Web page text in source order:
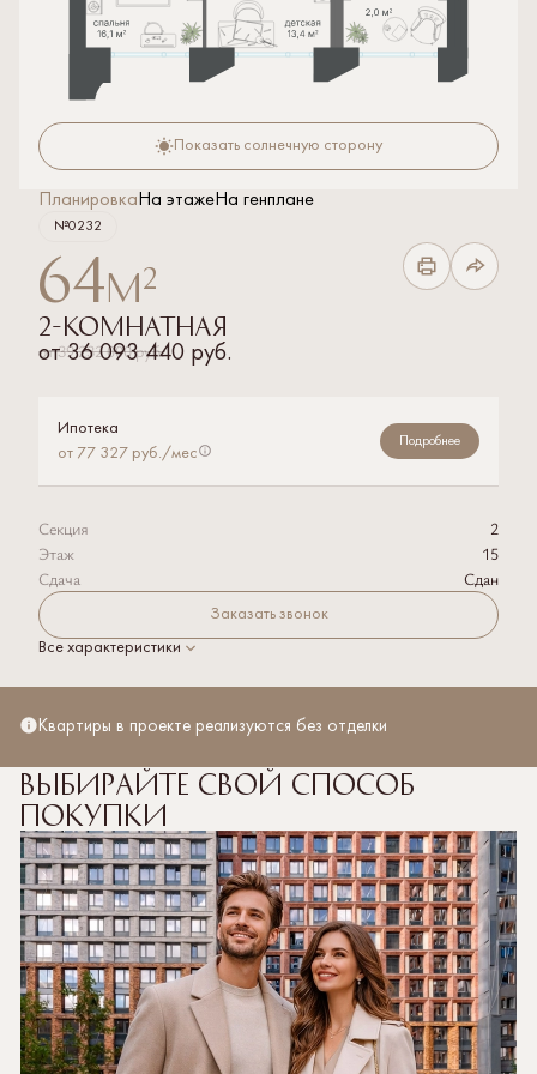
Показать солнечную сторону
Планировка На этажеНа генплане
№0232
64м2
2-комнатная
от39 232 000 руб.
от36 093 440 руб.
Ипотека
от 77 327 руб./мес
Подробнее
Секция
2
Этаж
15
Сдача
Сдан
Заказать звонок
Все характеристики
Квартиры в проекте реализуются без отделки
Выбирайте свой способ
покупки
Полная стоимость кредита рассчитывается
от 3,936% до 20,039% со ставкой от 3,5% на весь
срок кредитования. Первоначальный взнос от 20,1%.
Подробнее об условиях кредитования, необходимых